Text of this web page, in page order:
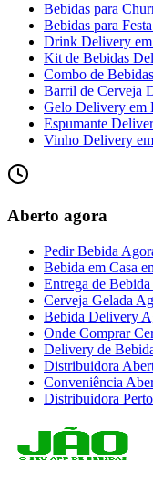
Bebidas para
Bebidas para
Drink Delivery em
Kit de Bebidas
Combo de
Barril de Cerveja
Gelo Delivery em
Espumante
Vinho Delivery em
Aberto agora
Pedir Bebida
Bebida em Casa
Entrega de
Cerveja Gelada
Bebida Delivery
Onde Comprar
Delivery de
Distribuidora
Conveniência
Distribuidora